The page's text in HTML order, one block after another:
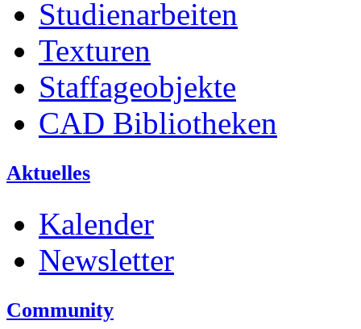
Studienarbeiten
Texturen
Staffageobjekte
CAD Bibliotheken
Aktuelles
Kalender
Newsletter
Community